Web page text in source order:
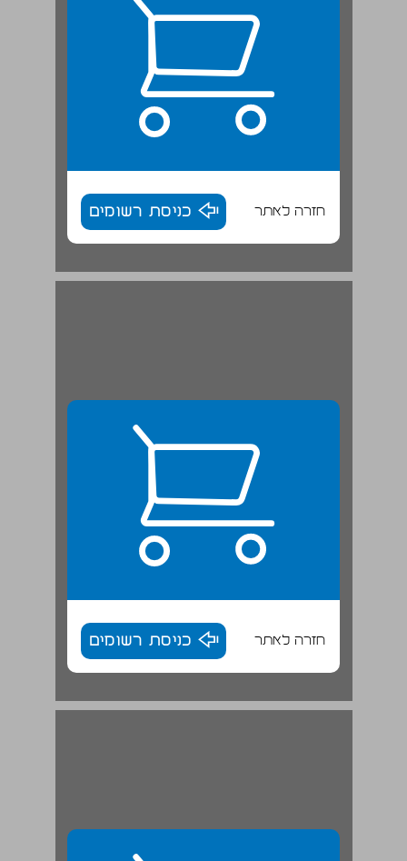
חזרה לאתר כניסת רשומים
חזרה לאתר כניסת רשומים